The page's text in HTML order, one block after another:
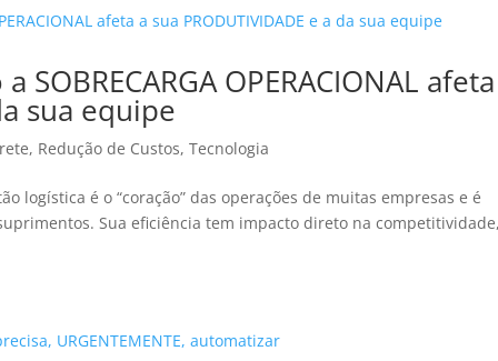
SOBRECARGA OPERACIONAL
sua equipe
, Redução de Custos,Tecnologia
logística é o “coração” das operações de muitas empresas e é
Sua eficiência tem impacto direto na